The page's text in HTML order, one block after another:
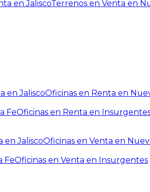
en JaliscoTerrenos en Venta en
en JaliscoOficinas en Renta en
FeOficinas en Renta en
en JaliscoOficinas en Venta en
FeOficinas en Venta en Insurgentes